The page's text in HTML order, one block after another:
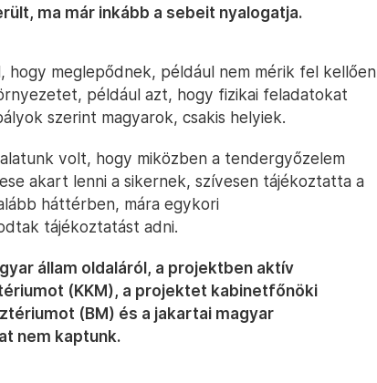
ma már inkább a sebeit nyalogatja.
hogy meglepődnek, például nem mérik fel kellően
például azt, hogy fizikai feladatokat
szerint magyarok, csakis helyiek.
volt, hogy miközben a tendergyőzelem
akart lenni a sikernek, szívesen tájékoztatta a
háttérben, mára egykori
tájékoztatást adni.
állam oldaláról, a projektben aktív
(KKM), a projektet kabinetfőnöki
(BM) és a jakartai magyar
nem kaptunk.